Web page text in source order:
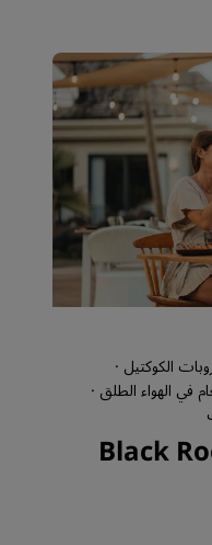
الكوكتيل ·
في الهواء الطلق ·